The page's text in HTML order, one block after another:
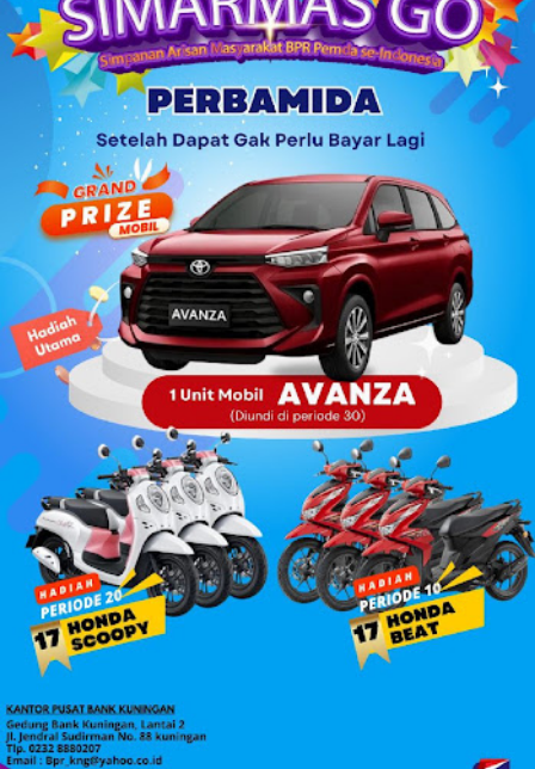
Kepsek -meskipun baru-, tetap harus bertanggung jawab
pengembalian anggaran sesuai rekomendasi BPK, karena
berposisi sebagai pengguna anggaran. Bahkan yang cukup
prihatin, penggantian anggaran itu tidak boleh diambil dari
dana operasional sekolah semacam BOS. Justru, tidak
dilarang secara formal jika gantj rugi itu bersumber dari
uang pribad...